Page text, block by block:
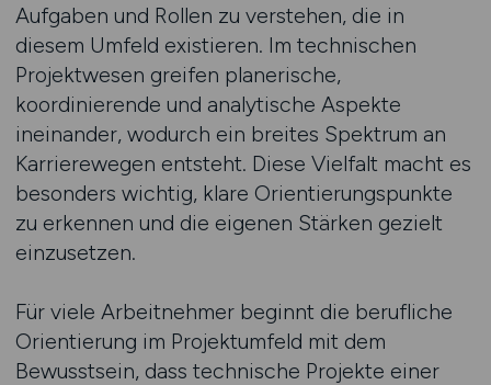
Aufgaben und Rollen zu verstehen, die in
diesem Umfeld existieren. Im technischen
Projektwesen greifen planerische,
koordinierende und analytische Aspekte
ineinander, wodurch ein breites Spektrum an
Karrierewegen entsteht. Diese Vielfalt macht es
besonders wichtig, klare Orientierungspunkte
zu erkennen und die eigenen Stärken gezielt
einzusetzen.
Für viele Arbeitnehmer beginnt die berufliche
Orientierung im Projektumfeld mit dem
Bewusstsein, dass technische Projekte einer